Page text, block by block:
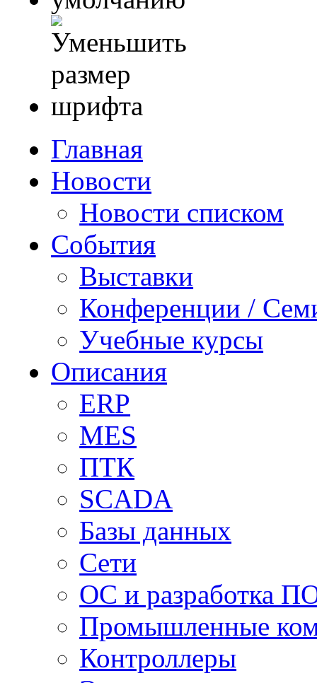
Главная
Новости
Новости списком
События
Выставки
Конференции /
Учебные курсы
Описания
ERP
MES
ПТК
SCADA
Базы данных
Сети
ОС и разработка
Промышленные
Контроллеры